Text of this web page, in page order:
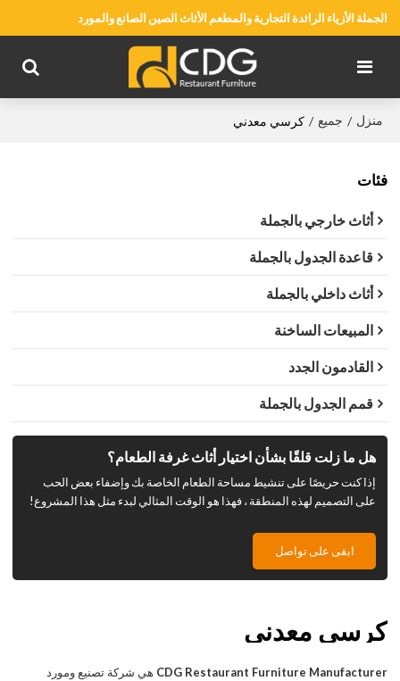
الجملة الأزياء الرائدة التجارية والمطعم الأثاث الصين الصانع والمورد
منزل / جميع / كرسي معدني
فئات
أثاث خارجي بالجملة
قاعدة الجدول بالجملة
أثاث داخلي بالجملة
المبيعات الساخنة
القادمون الجدد
قمم الجدول بالجملة
هل ما زلت قلقًا بشأن اختيار أثاث غرفة الطعام؟
إذا كنت حريصًا على تنشيط مساحة الطعام الخاصة بك وإضفاء بعض الحب
على التصميم لهذه المنطقة ، فهذا هو الوقت المثالي لبدء مثل هذا المشروع!
ابقى على تواصل
كرسي معدني
CDG Restaurant Furniture Manufacturer هي شركة تصنيع ومورد